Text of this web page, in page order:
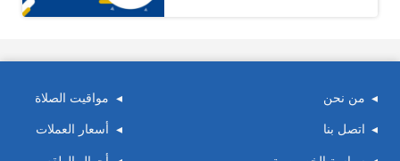
من نحن
اتصل بنا
مواقيت الصلاة
أسعار العملات